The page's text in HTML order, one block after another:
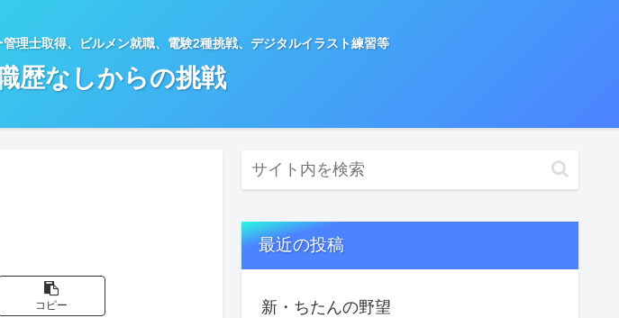
理士取得、ビルメン就職、電験2種挑戦、デジタルイラスト練習等
歴なしからの挑戦
コピー
最近の投稿
新・ちたんの野望